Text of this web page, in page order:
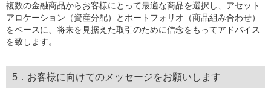
複数の金融商品からお客様にとって最適な商品を選択し、アセット
アロケーション（資産分配）とポートフォリオ（商品組み合わせ）
をベースに、将来を見据えた取引のために信念をもってアドバイス
を致します。
5．お客様に向けてのメッセージをお願いします